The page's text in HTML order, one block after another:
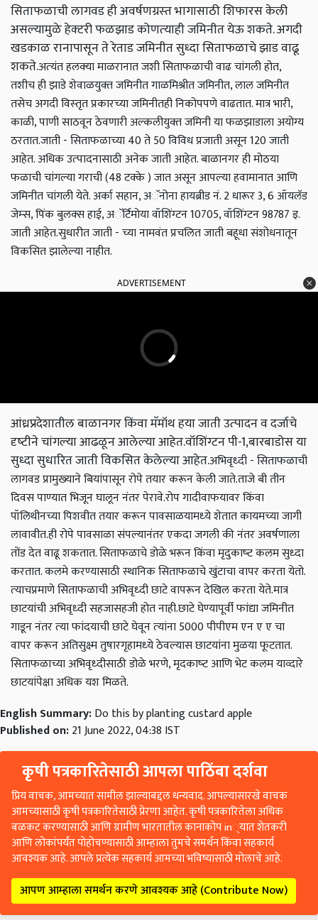
सिताफळाची लागवड ही अवर्षणग्रस्‍त भागासाठी शिफारस केली
असल्‍यामुळे हेक्‍टरी फळझाड कोणत्‍याही जमिनीत येऊ शकते. अगदी
खडकाळ रानापासून ते रेताड जमिनीत सुध्‍दा सिताफळाचे झाड वाढू
शकते.अत्‍यंत हलक्‍या माळरानात जशी सिताफळाची वाढ चांगली होत,
तशीच ही झाडे शेवाळयुक्‍त जमिनीत गाळमिश्रीत जमिनीत, लाल जमिनीत
तसेच अगदी विस्‍तृत प्रकारच्‍या जमिनीतही निकोपपणे वाढतात. मात्र भारी,
काळी, पाणी साठवून ठेवणारी अल्‍कलीयुक्‍त जमिनी या फळझाडाला अयोग्‍य
ठरतात.जाती - सिताफळाच्‍या 40 ते 50 विविध प्रजाती असून 120 जाती
आहेत. अधिक उत्‍पादनासाठी अनेक जाती आहेत. बाळानगर ही मोठया
फळाची चांगल्‍या गराची (48 टक्‍के ) जात असून आपल्‍या हवामानात आणि
जमिनीत चांगली येते. अर्का सहान, अॅनोना हायब्रीड नं. 2 धारूर 3, 6 ऑयलॅड
जेम्‍स, पिंक बुलक्‍स हाई, अॅर्टिमोया वॉशिंग्‍टन 10705, वॉशिंग्‍टन 98787 इ.
जाती आहेत.सुधारीत जाती - च्‍या नामवंत प्रचलित जाती बहूधा संशोधनातून
विकसित झालेल्‍या नाहीत.
ADVERTISEMENT
आंध्रप्रदेशातील बाळानगर किंवा मॅमॉथ हया जाती उत्‍पादन व दर्जाचे
दृष्‍टीने चांगल्‍या आढळून आलेल्‍या आहेत.वॉशिंग्‍टन पी-1,बारबाडोस या
सुध्‍दा सुधारित जाती विकसित केलेल्‍या आहेत.अभिवृध्‍दी - सिताफळाची
लागवड प्रामुख्‍याने बियांपासून रोपे तयार करून केली जाते.ताजे बी तीन
दिवस पाण्‍यात भिजून घालून नंतर पेरावे.रोप गादीवाफयावर किंवा
पॉलिथीनच्‍या पिशवीत तयार करून पावसाळयामध्‍ये शेतात कायमच्‍या जागी
लावावीत.ही रोपे पावसाळा संपल्‍यानंतर एकदा जगली की नंतर अवर्षणाला
तोंड देत वाढू शकतात. सिताफळाचे डोळे भरून किंवा मृदुकाष्‍ट कलम सुध्दा
करतात. कलमे करण्‍यासाठी स्‍थानिक सिताफळाचे खुंटाचा वापर करता येतो.
त्‍याचप्रमाणे सिताफळाची अभिवृध्‍दी छाटे वापरून देखिल करता येते.मात्र
छाटयांची अभिवृध्‍दी सहजासहजी होत नाही.छाटे घेण्‍यापूर्वी फांद्या जमिनीत
गाडून नंतर त्‍या फांदयाची छाटे घेवून त्‍यांना 5000 पीपीएम एन ए ए चा
वापर करून अतिसुक्ष्‍म तुषारगृहामध्‍ये ठेवल्‍यास छाटयांना मुळया फूटतात.
सिताफळाच्‍या अभिवृध्‍दीसाठी डोळे भरणे, मृदकाष्‍ट आणि भेट कलम याव्‍दारे
छाटयांपेक्षा अधिक यश मिळते.
English Summary:Do this by planting custard apple
Published on:21 June 2022, 04:38 IST
कृषी पत्रकारितेसाठी आपला पाठिंबा दर्शवा
प्रिय वाचक, आमच्यात सामील झाल्याबद्दल धन्यवाद. आपल्यासारखे वाचक
आमच्यासाठी कृषी पत्रकारितेसाठी प्रेरणा आहेत. कृषी पत्रकारितेला अधिक
बळकट करण्यासाठी आणि ग्रामीण भारतातील कानाकोप in्यात शेतकरी
आणि लोकांपर्यंत पोहोचण्यासाठी आम्हाला तुमचे समर्थन किंवा सहकार्य
आवश्यक आहे. आपले प्रत्येक सहकार्य आमच्या भविष्यासाठी मोलाचे आहे.
आपण आम्हाला समर्थन करणे आवश्यक आहे (Contribute Now)